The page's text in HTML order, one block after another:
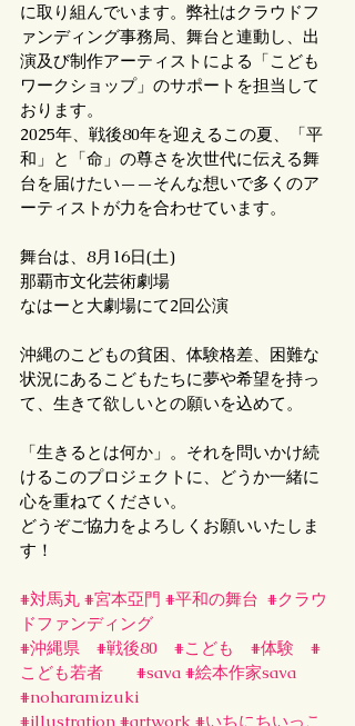
に取り組んでいます。弊社はクラウドフ
ァンディング事務局、舞台と連動し、出
演及び制作アーティストによる「こども
ワークショップ」のサポートを担当して
おります。
2025年、戦後80年を迎えるこの夏、「平
和」と「命」の尊さを次世代に伝える舞
台を届けたい——そんな想いで多くのア
ーティストが力を合わせています。
舞台は、8月16日(土)
那覇市文化芸術劇場
なはーと大劇場にて2回公演
沖縄のこどもの貧困、体験格差、困難な
状況にあるこどもたちに夢や希望を持っ
て、生きて欲しいとの願いを込めて。
「生きるとは何か」。それを問いかけ続
けるこのプロジェクトに、どうか一緒に
心を重ねてください。
どうぞご協力をよろしくお願いいたしま
す！
#対馬丸 #宮本亞門 #平和の舞台 #クラウ
ドファンディング
#沖縄県
#戦後80 #こども #体験
#
こども若者
#sava #絵本作家sava
#noharamizuki
#illustration #artwork #いちにちいっこ